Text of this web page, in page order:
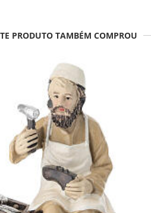
PRODUTO TAMBÉM COMPROU